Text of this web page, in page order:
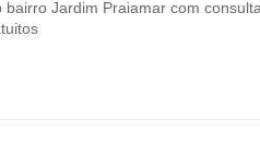
Jardim Praiamar com